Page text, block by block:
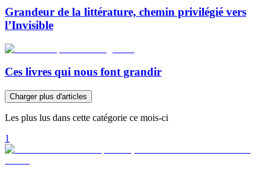
Grandeur de la littérature, chemin privilégié vers
l’Invisible
Ces livres qui nous font grandir
Charger plus d'articles
Les plus lus dans cette catégorie ce mois-ci
1